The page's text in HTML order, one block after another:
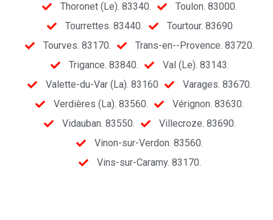
Thoronet (Le). 83340.
Toulon. 83000.
Tourrettes. 83440.
Tourtour. 83690
Tourves. 83170.
Trans-en--Provence. 83720.
Trigance. 83840.
Val (Le). 83143.
Valette-du-Var (La). 83160
Varages. 83670.
Verdières (La). 83560.
Vérignon. 83630.
Vidauban. 83550.
Villecroze. 83690.
Vinon-sur-Verdon. 83560.
Vins-sur-Caramy. 83170.